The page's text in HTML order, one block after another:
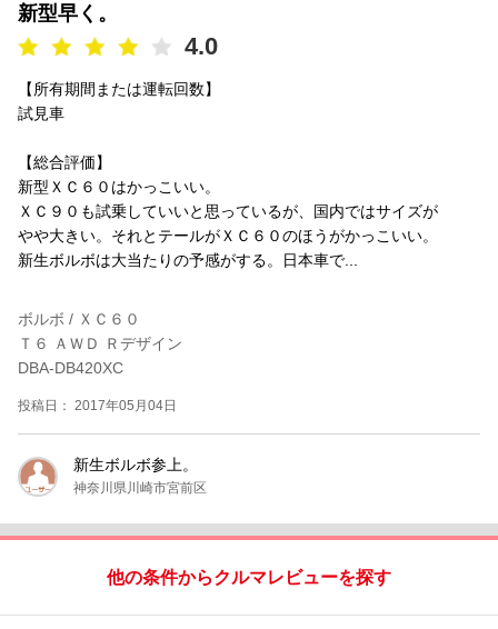
新型早く。
4.0
【所有期間または運転回数】
試見車
【総合評価】
新型ＸＣ６０はかっこいい。
ＸＣ９０も試乗していいと思っているが、国内ではサイズが
やや大きい。それとテールがＸＣ６０のほうがかっこいい。
新生ボルボは大当たりの予感がする。日本車で...
ボルボ / ＸＣ６０
Ｔ６ ＡＷＤ Ｒデザイン
DBA-DB420XC
投稿日： 2017年05月04日
新生ボルボ参上。
神奈川県川崎市宮前区
他の条件からクルマレビューを探す